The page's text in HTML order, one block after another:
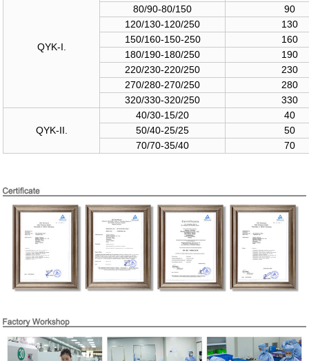
QYK-I.
80/90-80/150
90
120/130-120/250
130
150/160-150-250
160
180/190-180/250
190
220/230-220/250
230
270/280-270/250
280
320/330-320/250
330
QYK-II.
40/30-15/20
40
50/40-25/25
50
70/70-35/40
70